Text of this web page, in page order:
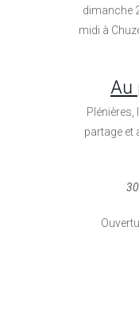
dimanche
midi à
Au
Plénières,
partage et